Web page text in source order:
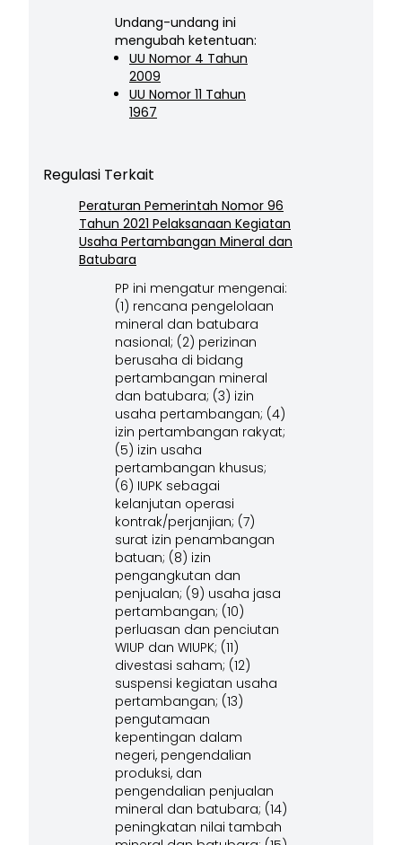
Undang-undang ini
mengubah ketentuan:
UU Nomor 4 Tahun
2009
UU Nomor 11 Tahun
1967
Regulasi Terkait
Peraturan Pemerintah Nomor 96
Tahun 2021 Pelaksanaan Kegiatan
Usaha Pertambangan Mineral dan
Batubara
PP ini mengatur mengenai:
(1) rencana pengelolaan
mineral dan batubara
nasional; (2) perizinan
berusaha di bidang
pertambangan mineral
dan batubara; (3) izin
usaha pertambangan; (4)
izin pertambangan rakyat;
(5) izin usaha
pertambangan khusus;
(6) IUPK sebagai
kelanjutan operasi
kontrak/perjanjian; (7)
surat izin penambangan
batuan; (8) izin
pengangkutan dan
penjualan; (9) usaha jasa
pertambangan; (10)
perluasan dan penciutan
WIUP dan WIUPK; (11)
divestasi saham; (12)
suspensi kegiatan usaha
pertambangan; (13)
pengutamaan
kepentingan dalam
negeri, pengendalian
produksi, dan
pengendalian penjualan
mineral dan batubara; (14)
peningkatan nilai tambah